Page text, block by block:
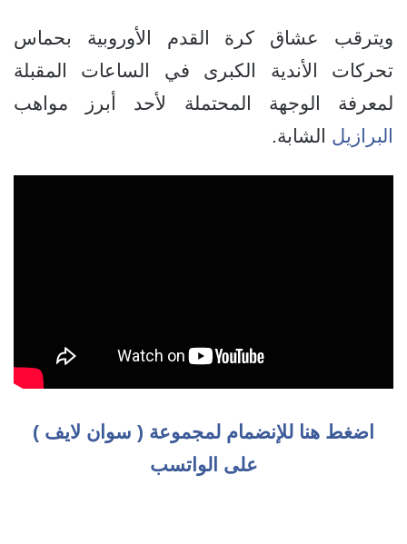
ويترقب عشاق كرة القدم الأوروبية بحماس
تحركات الأندية الكبرى في الساعات المقبلة
لمعرفة الوجهة المحتملة لأحد أبرز مواهب
البرازيل الشابة.
اضغط هنا للإنضمام لمجموعة ( سوان لايف )
على الواتسب